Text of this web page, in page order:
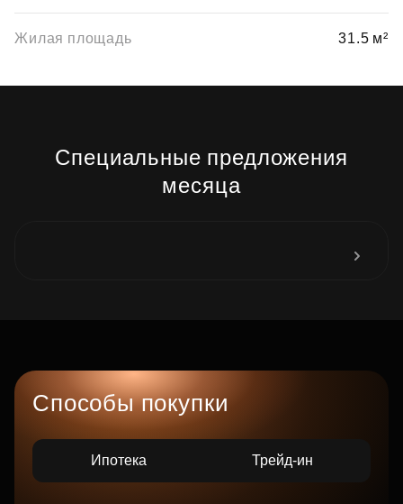
Жилая площадь 31.5 м²
Специальные предложения
месяца
Способы покупки
Ипотека Трейд-ин